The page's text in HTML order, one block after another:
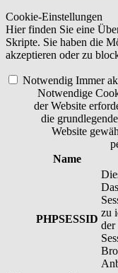
Cookie-Einstellungen
Hier finden Sie eine
Skripte. Sie haben die
akzeptieren oder zu
Notwendig Immer
Notwendige
der Website
die
Website
Name
PHPSESSID
zu
der